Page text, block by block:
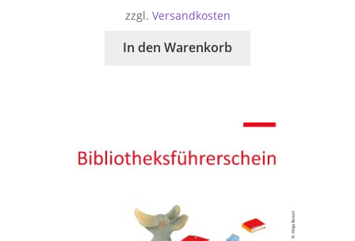
zzgl. Versandkosten
In den Warenkorb